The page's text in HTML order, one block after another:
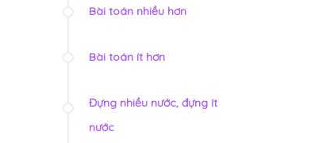
Bài toán nhiều hơn
Bài toán ít hơn
Đựng nhiều nước, đựng ít
nước